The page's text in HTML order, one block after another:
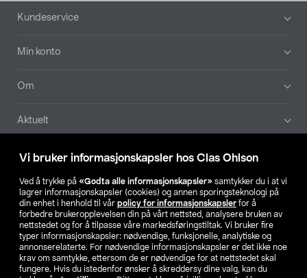
Vi bruker informasjonskapsler hos Clas Ohlson
Ved å trykke på «Godta alle informasjonskapsler» samtykker du i at vi
lagrer informasjonskapsler (cookies) og annen sporingsteknologi på
din enhet i henhold til vår policy for informasjonskapsler for å
forbedre brukeropplevelsen din på vårt nettsted, analysere bruken av
nettstedet og for å tilpasse våre markedsføringstiltak. Vi bruker fire
typer informasjonskapsler: nødvendige, funksjonelle, analytiske og
annonserelaterte. For nødvendige informasjonskapsler er det ikke noe
krav om samtykke, ettersom de er nødvendige for at nettstedet skal
fungere. Hvis du istedenfor ønsker å skreddersy dine valg, kan du
Bunntekst
Kundeservice
Min konto
Om
Aktuelt
Våre selskaper
Finn din butikk
SE NO FI